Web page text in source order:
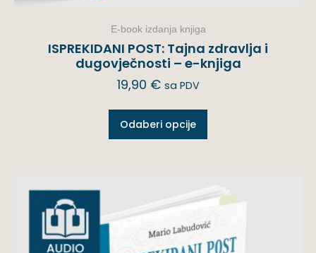
E-book izdanja knjiga
ISPREKIDANI POST: Tajna zdravlja i
dugovječnosti – e-knjiga
19,90 € sa PDV
Odaberi opcije